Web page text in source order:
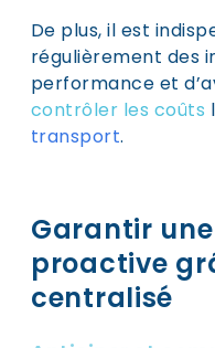
De plus, il est
régulièrement des
performance et
contrôler les coûts
transport.
Garantir
proactive
centralisé